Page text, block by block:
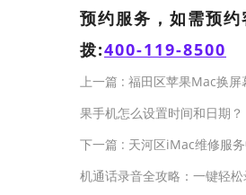
预约服务，如需预约
拨:400-119-8500
上一篇 : 福田区苹果Mac换屏
果手机怎么设置时间和日期？
下一篇 : 天河区iMac维修服
机通话录音全攻略：一键轻